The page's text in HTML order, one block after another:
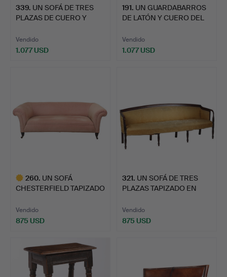
339. UN SOFÁ DE TRES
PLAZAS DE CUERO Y
Vendido
1.077 USD
191. UN GUARDABARROS
DE LATÓN Y CUERO DEL
Vendido
1.077 USD
260. UN SOFÁ
CHESTERFIELD TAPIZADO
Vendido
875 USD
seleccionado
321. UN SOFÁ DE TRES
PLAZAS TAPIZADO EN
Vendido
875 USD